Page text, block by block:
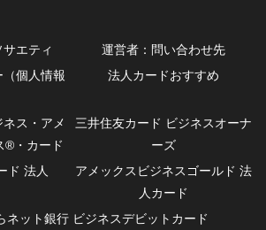
エティ
運営者：問い合わせ先
個人情報
法人カードおすすめ
ス・アメ
®・カード
三井住友カード ビジネスオーナ
ーズ
ド 法人
アメックスビジネスゴールド 法
人カード
ネット銀行 ビジネスデビットカード